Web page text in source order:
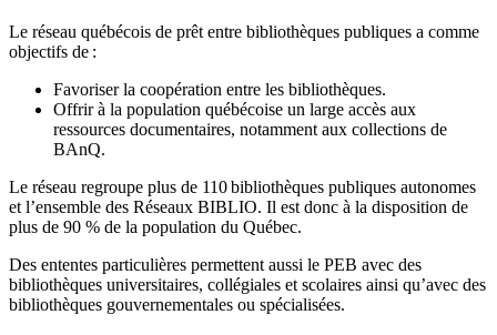
Le réseau québécois de prêt entre bibliothèques publiques a comme
objectifs de :
Favoriser la coopération entre les bibliothèques.
Offrir à la population québécoise un large accès aux
ressources documentaires, notamment aux collections de
BAnQ.
Le réseau regroupe plus de 110bibliothèques publiques autonomes
et l’ensemble des Réseaux BIBLIO. Il est donc à la disposition de
plus de 90 % de la population du Québec.
Des ententes particulières permettent aussi le PEB avec des
bibliothèques universitaires, collégiales et scolaires ainsi qu’avec des
bibliothèques gouvernementales ou spécialisées.